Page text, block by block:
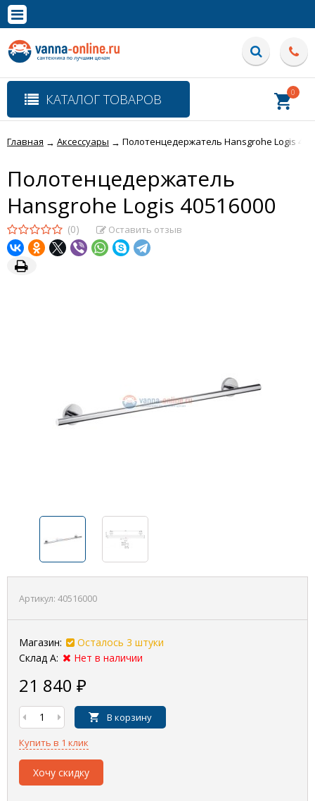
Полная версия сайта
КАТАЛОГ ТОВАРОВ 0
Главная → Аксессуары → Полотенцедержатель Hansgrohe Logis
Полотенцедержатель
Hansgrohe Logis 40516000
(0) Оставить отзыв
Артикул: 40516000
Магазин:
Осталось 3 штуки
Склад А:
Нет в наличии
21 840 ₽
В корзину
Купить в 1 клик
Хочу скидку